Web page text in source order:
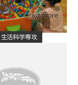
回ペンギンクラブ
read more
活科学専攻